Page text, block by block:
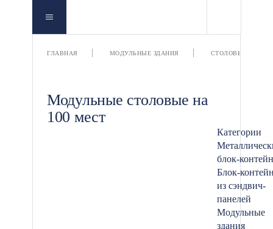
ГЛАВНАЯ МОДУЛЬНЫЕ ЗДАНИЯ СТОЛОВЫЕ
Модульные столовые на
100 мест
Категории
блок-
Блок-
из сэндвич-
панелей
Модульные
здания